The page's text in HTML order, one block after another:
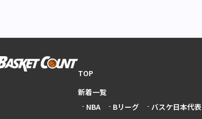
TOP
新着一覧
NBA
Bリーグ バスケ日本代表